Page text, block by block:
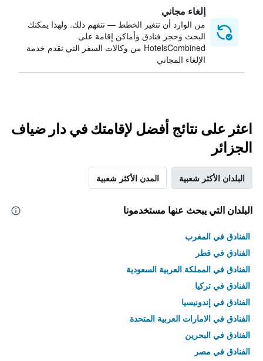
إلغاء مجاني
من الوارد أن تتغير الخطط — نتفهم ذلك. ولهذا يمكنك
البحث وحجز فنادق وأماكن إقامة على
HotelsCombined من وكالات السفر التي تقدم خدمة
الإلغاء المجاني
اعثر على نتائج أفضل لإقامتك في دار ضياف
الجزائر
البلدان الأكثر شعبية المدن الأكثر شعبية
البلدان التي يبحث عنها مستخدمونا
الفنادق في المغرب
الفنادق في قطر
الفنادق في المملكة العربية السعودية
الفنادق في تركيا
الفنادق في إندونيسيا
الفنادق في الامارات العربية المتحدة
الفنادق في البحرين
الفنادق في مصر